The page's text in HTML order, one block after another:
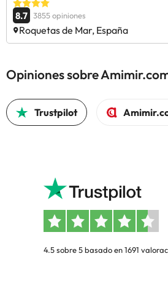
8.7 3855 opiniones
Roquetas de Mar, España
Opiniones sobre
Trustpilot
4.5 sobre 5 basado en 1691